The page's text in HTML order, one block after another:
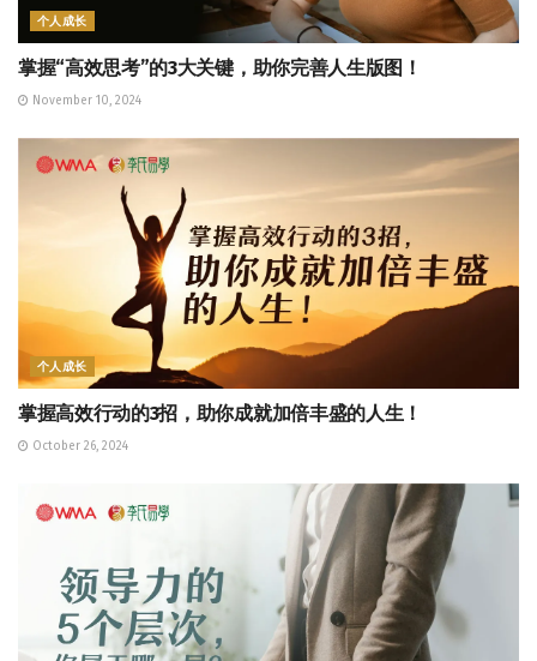
个人成长
掌握“高效思考”的3大关键，助你完善人生版图！
November 10, 2024
个人成长
掌握高效行动的3招，助你成就加倍丰盛的人生！
October 26, 2024